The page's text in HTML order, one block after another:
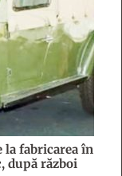
la fabricarea în
după război